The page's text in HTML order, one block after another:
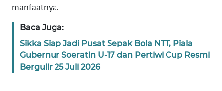
manfaatnya.
Baca Juga:
Sikka Siap Jadi Pusat Sepak Bola NTT, Piala
Gubernur Soeratin U-17 dan Pertiwi Cup Resmi
Bergulir 25 Juli 2026
SUMUT
WN
JAKARTA